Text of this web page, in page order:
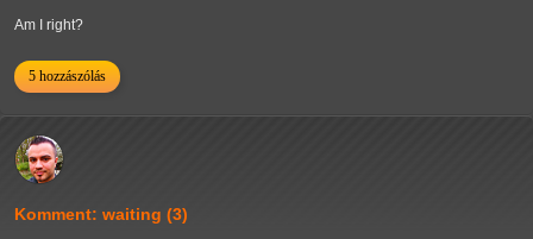
Am I right?
5 hozzászólás
Komment: waiting (3)